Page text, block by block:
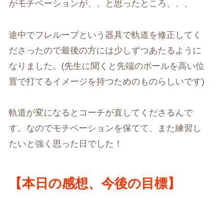
がモチベーションが、、と思ったところ、、、
途中でフレループという器具で軌道を修正してく
ださったので最後の方には少しずつあたるように
なりました。(先生に聞くと先端のボールを高い位
置で打てるイメージを持つためのものらしいです)
軌道が変になるとコーチが直してくださるんで
す。なのでモチベーションを保てて、また練習し
たいと強く思った日でした！
【本日の感想、今後の目標】